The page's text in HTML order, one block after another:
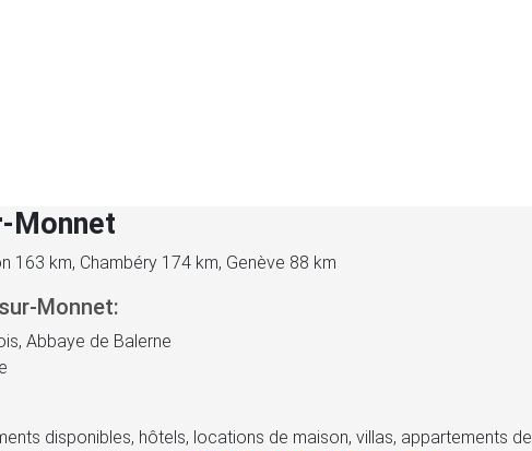
Monnet
163 km, Chambéry 174 km, Genève 88 km
Monnet:
Abbaye de Balerne
disponibles, hôtels, locations de maison, villas, appartements de